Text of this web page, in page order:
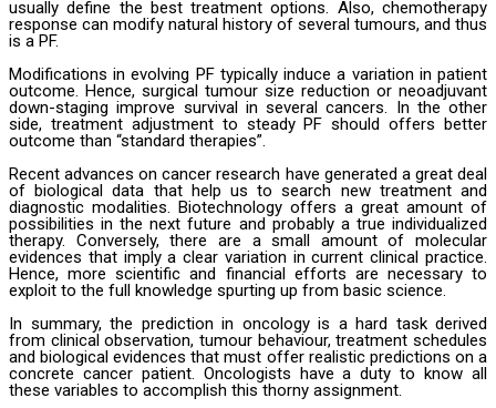
usually define the best treatment options. Also, chemotherapy
response can modify natural history of several tumours, and thus
is a PF.
Modifications in evolving PF typically induce a variation in patient
outcome. Hence, surgical tumour size reduction or neoadjuvant
down-staging improve survival in several cancers. In the other
side, treatment adjustment to steady PF should offers better
outcome than “standard therapies”.
Recent advances on cancer research have generated a great deal
of biological data that help us to search new treatment and
diagnostic modalities. Biotechnology offers a great amount of
possibilities in the next future and probably a true individualized
therapy. Conversely, there are a small amount of molecular
evidences that imply a clear variation in current clinical practice.
Hence, more scientific and financial efforts are necessary to
exploit to the full knowledge spurting up from basic science.
In summary, the prediction in oncology is a hard task derived
from clinical observation, tumour behaviour, treatment schedules
and biological evidences that must offer realistic predictions on a
concrete cancer patient. Oncologists have a duty to know all
these variables to accomplish this thorny assignment.